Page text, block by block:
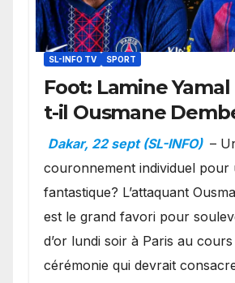
SL-INFO TV SPORT
Foot: Lamine
t-il Ousmane
Ballon d’or ?
Dakar, 22 sept (SL-INFO) –
couronnement individuel pour
fantastique? L’attaquant
est le grand favori pour
d’or lundi soir à Paris au cours
cérémonie qui devrait